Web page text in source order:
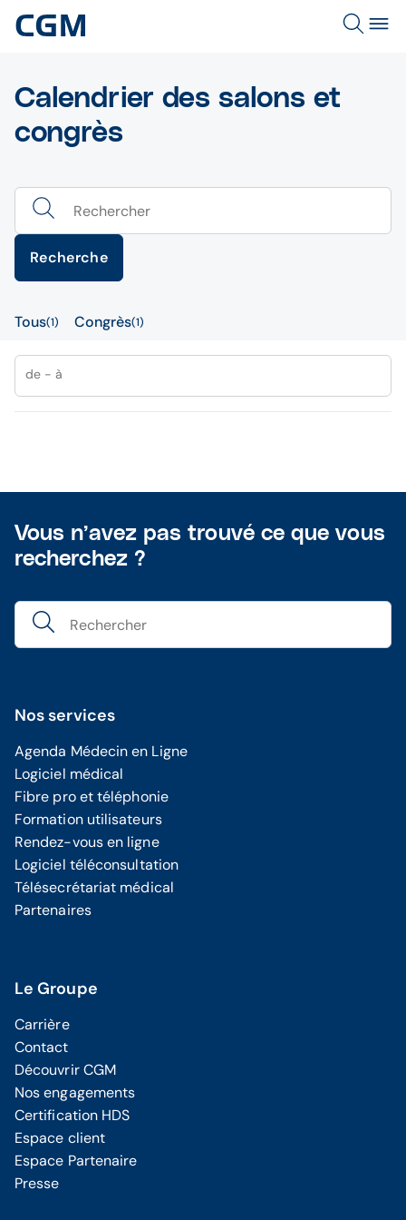
Calendrier des salons et
congrès
Recherche
Tous 1 Congrès 1
de - à
Vous n’avez pas trouvé ce que vous
recherchez ?
Nos services
Agenda Médecin en Ligne
Logiciel médical
Fibre pro et téléphonie
Formation utilisateurs
Rendez-vous en ligne
Logiciel téléconsultation
Télésecrétariat médical
Partenaires
Le Groupe
Carrière
Contact
Découvrir CGM
Nos engagements
Certification HDS
Espace client
Espace Partenaire
Presse